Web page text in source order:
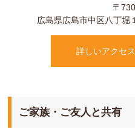
〒
広島県広島市中区八丁堀
詳しいアクセ
ご家族・ご友人と共有